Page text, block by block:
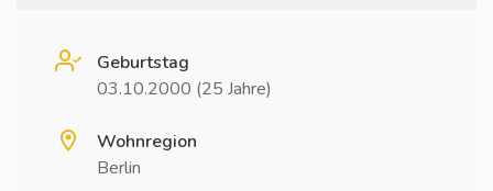
Geburtstag
03.10.2000 (25 Jahre)
Wohnregion
Berlin